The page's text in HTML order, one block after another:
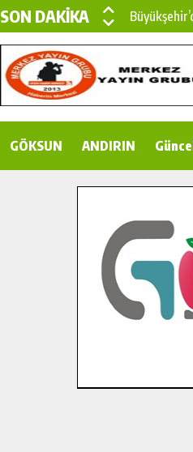
SON DAKİKA
Çin’den
Gençler
İlçe
Bertiz’in
GÖKSUN ANDIRIN Güncel